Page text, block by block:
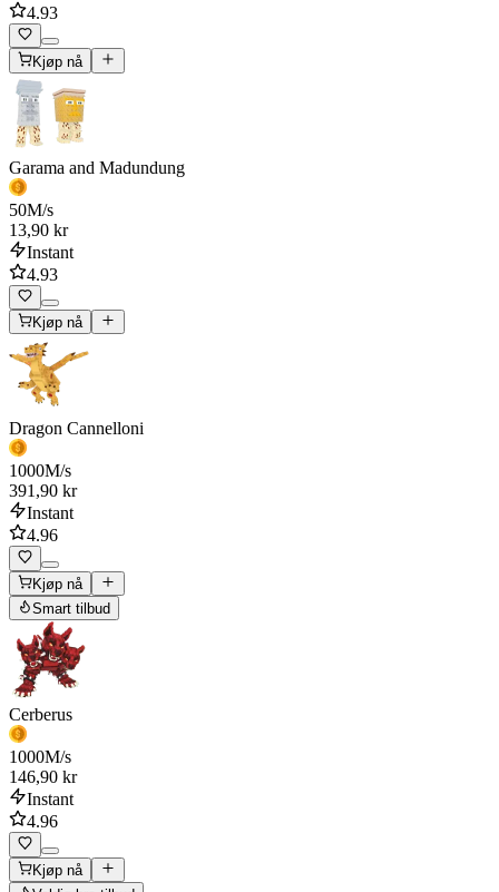
4.93
Kjøp nå
Garama and Madundung
50M/s
13,90 kr
Instant
4.93
Kjøp nå
Dragon Cannelloni
1000M/s
391,90 kr
Instant
4.96
Kjøp nå
Smart tilbud
Cerberus
1000M/s
146,90 kr
Instant
4.96
Kjøp nå